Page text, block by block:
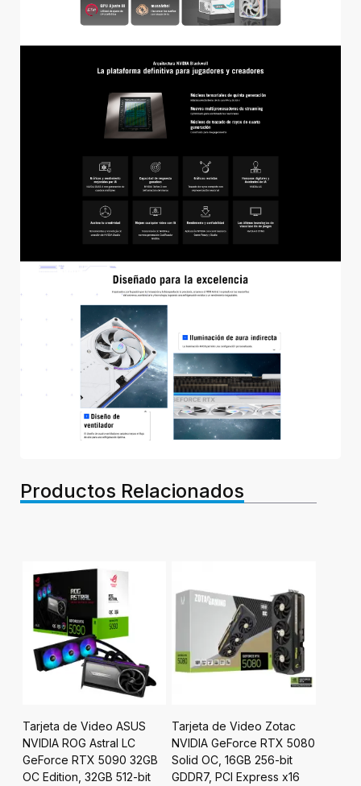
Productos Relacionados
Tarjeta de Video ASUS
NVIDIA ROG Astral LC
GeForce RTX 5090 32GB
OC Edition, 32GB 512-bit
Tarjeta de Video Zotac
NVIDIA GeForce RTX 5080
Solid OC, 16GB 256-bit
GDDR7, PCI Express x16